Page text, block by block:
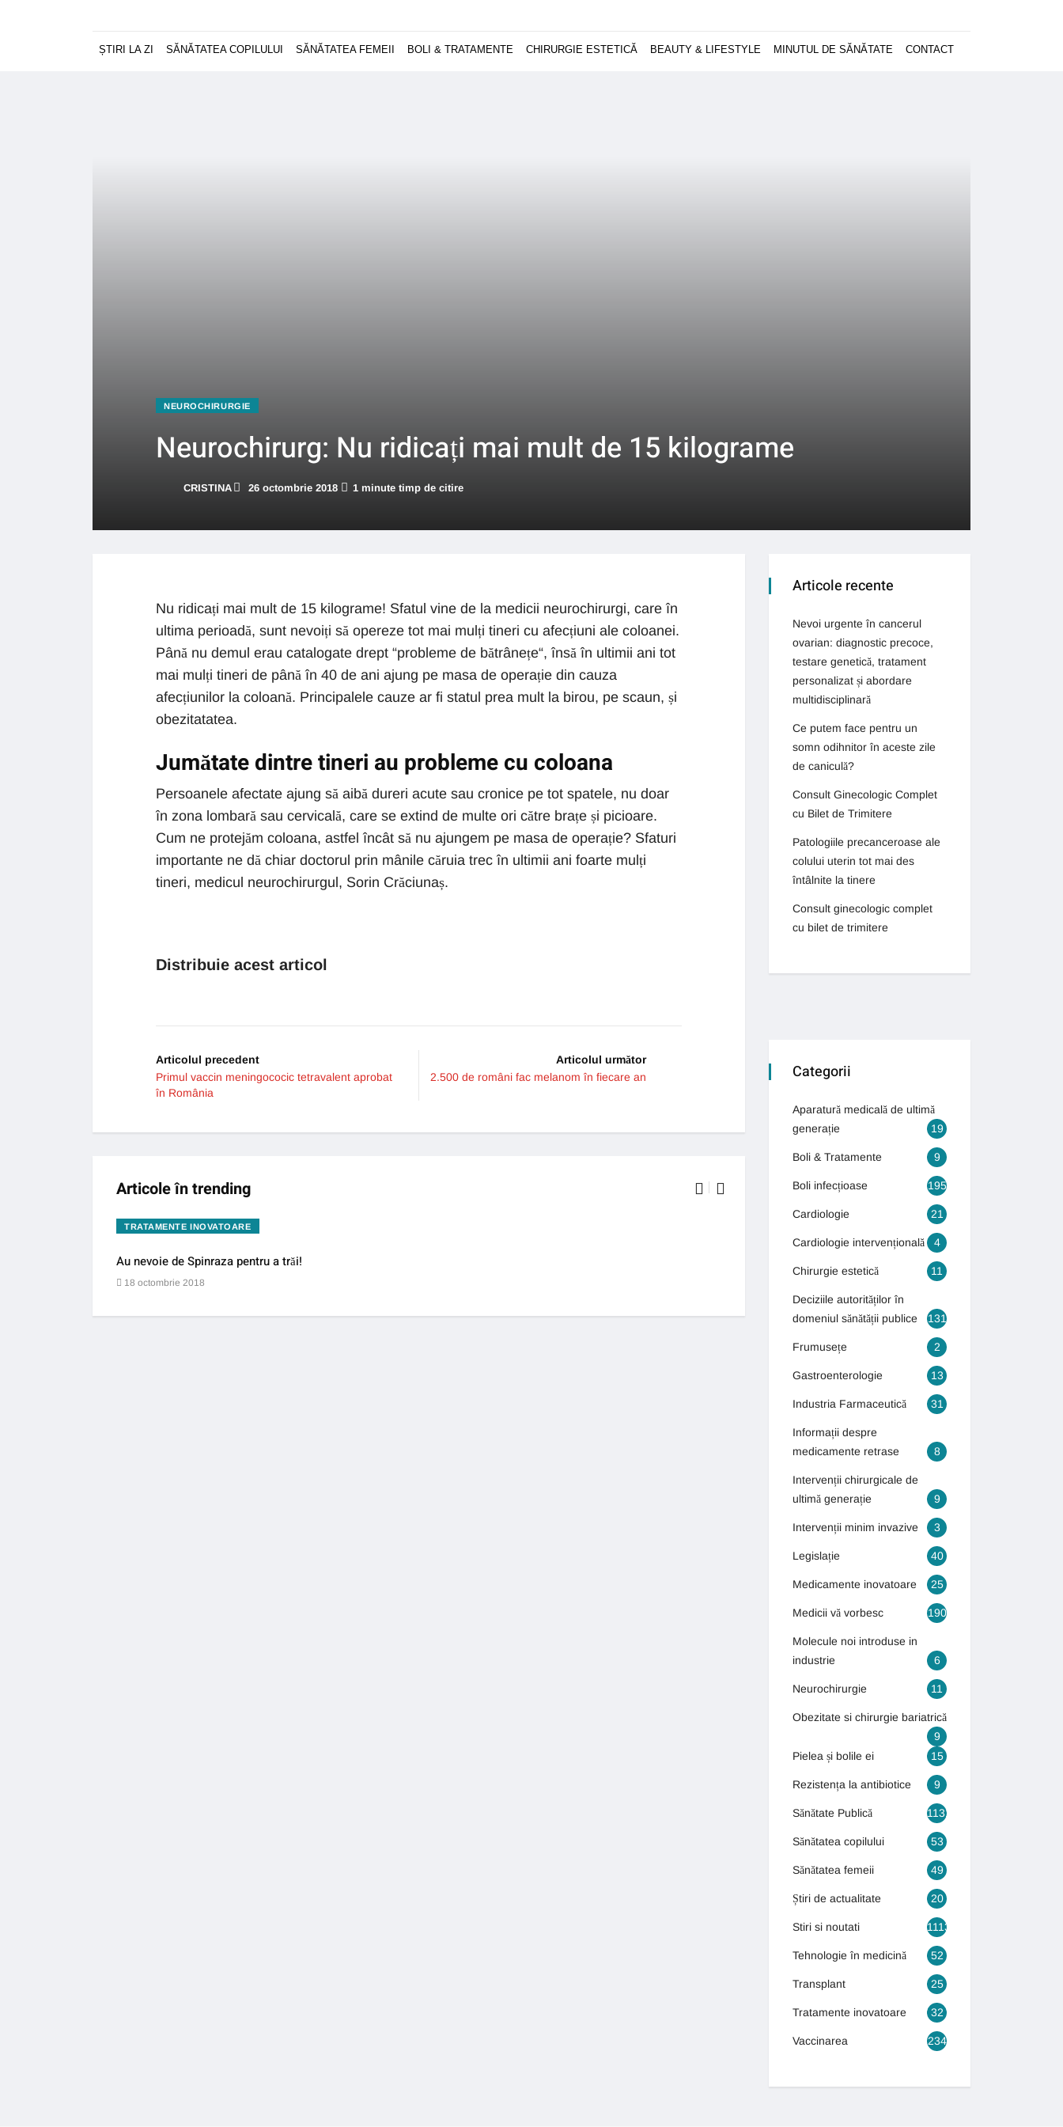
ȘTIRI LA ZI SĂNĂTATEA COPILULUI SĂNĂTATEA FEMEII BOLI & TRATAMENTE CHIRURGIE ESTETICĂ BEAUTY & LIFESTYLE MINUTUL DE SĂNĂTATE CONTACT
NEUROCHIRURGIE
Neurochirurg: Nu ridicați mai mult de 15 kilograme
CRISTINA 26 octombrie 2018 1 minute timp de citire
Nu ridicați mai mult de 15 kilograme! Sfatul vine de la medicii neurochirurgi, care în
ultima perioadă, sunt nevoiți să opereze tot mai mulți tineri cu afecțiuni ale coloanei.
Până nu demul erau catalogate drept “probleme de bătrânețe“, însă în ultimii ani tot
mai mulți tineri de până în 40 de ani ajung pe masa de operație din cauza
afecțiunilor la coloană. Principalele cauze ar fi statul prea mult la birou, pe scaun, și
obezitatatea.
Jumătate dintre tineri au probleme cu coloana
Persoanele afectate ajung să aibă dureri acute sau cronice pe tot spatele, nu doar
în zona lombară sau cervicală, care se extind de multe ori către brațe și picioare.
Cum ne protejăm coloana, astfel încât să nu ajungem pe masa de operație? Sfaturi
importante ne dă chiar doctorul prin mânile căruia trec în ultimii ani foarte mulți
tineri, medicul neurochirurgul, Sorin Crăciunaș.
Distribuie acest articol
Articolul precedent
Primul vaccin meningococic tetravalent aprobat
în România
Articolul următor
2.500 de români fac melanom în fiecare an
Articole în trending
TRATAMENTE INOVATOARE
Au nevoie de Spinraza pentru a trăi!
18 octombrie 2018
Generația autismului! Numărul copiilor care suferă de autism
Articole recente
Nevoi urgente în cancerul
ovarian: diagnostic precoce,
testare genetică, tratament
personalizat și abordare
multidisciplinară
Ce putem face pentru un
somn odihnitor în aceste zile
de caniculă?
Consult Ginecologic Complet
cu Bilet de Trimitere
Patologiile precanceroase ale
colului uterin tot mai des
întâlnite la tinere
Consult ginecologic complet
cu bilet de trimitere
Categorii
Aparatură medicală de ultimă
generație
19
Boli & Tratamente 9
Boli infecțioase 195
Cardiologie 21
Cardiologie intervențională 4
Chirurgie estetică 11
Deciziile autorităților în
domeniul sănătății publice
131
Frumusețe 2
Gastroenterologie 13
Industria Farmaceutică 31
Informații despre
medicamente retrase
8
Intervenții chirurgicale de
ultimă generație
9
Intervenții minim invazive 3
Legislație 40
Medicamente inovatoare 25
Medicii vă vorbesc 190
Molecule noi introduse in
industrie
6
Neurochirurgie 11
Obezitate si chirurgie bariatrică
9
Pielea și bolile ei
15
Rezistența la antibiotice 9
Sănătate Publică 1131
Sănătatea copilului 53
Sănătatea femeii 49
Știri de actualitate 20
Stiri si noutati 1113
Tehnologie în medicină 52
Transplant 25
Tratamente inovatoare 32
Vaccinarea 234